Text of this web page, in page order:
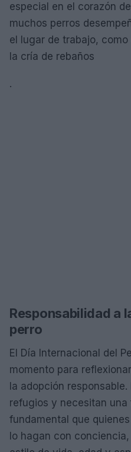
especial en el corazón
muchos perros
el lugar de trabajo,
la cría de rebaños
.
Responsabilidad a
perro
El Día Internacional del
momento para
la adopción
refugios y necesitan una
fundamental que
lo hagan con